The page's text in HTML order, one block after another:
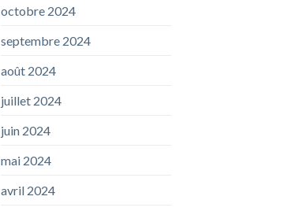
octobre 2024
septembre 2024
août 2024
juillet 2024
juin 2024
mai 2024
avril 2024